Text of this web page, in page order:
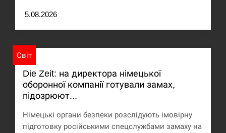
У США зафіксували рекордний спалах
СЕРПЕНЬ
11:53
Под огнем “Эпицентр”, ROZETKA и “Новая
почта”: что известно об…
СЕРПЕНЬ
5.08.2026
Світ
Die Zeit: на директора німецької
оборонної компанії готували замах,
підозрюют...
Німецькі органи безпеки розслідують імовірну
підготовку російськими спецслужбами замаху на